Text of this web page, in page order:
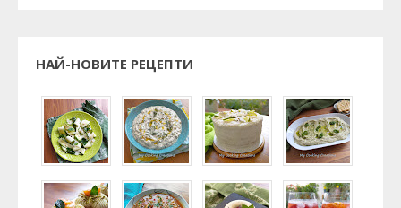
НАЙ-НОВИТЕ РЕЦЕПТИ